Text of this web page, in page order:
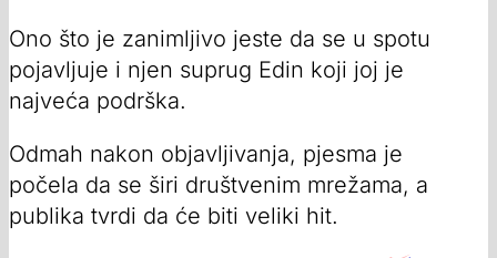
Ono što je zanimljivo jeste da se u spotu
pojavljuje i njen suprug Edin koji joj je
najveća podrška.
Odmah nakon objavljivanja, pjesma je
počela da se širi društvenim mrežama, a
publika tvrdi da će biti veliki hit.